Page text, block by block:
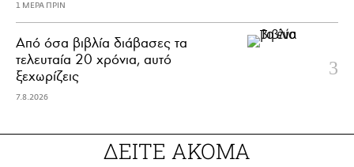
1 ΜΕΡΑ ΠΡΙΝ
Από όσα βιβλία διάβασες τα
τελευταία 20 χρόνια, αυτό
ξεχωρίζεις
7.8.2026
ΔΕΙΤΕ ΑΚΟΜΑ